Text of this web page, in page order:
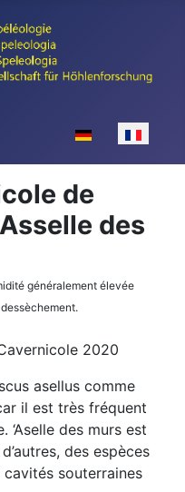
Sélectionnez
de
des
généralement élevée
asellus comme
il est très fréquent
‘Aselle des murs est
des espèces
souterraines